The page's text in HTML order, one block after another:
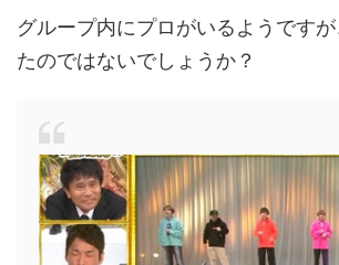
グループ内にプロがいるようです
たのではないでしょうか？